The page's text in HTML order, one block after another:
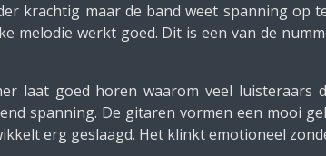
krachtig maar de band weet spanning op
melodie werkt goed. Dit is een van de
laat goed horen waarom veel luisteraars
spanning. De gitaren vormen een mooi
erg geslaagd. Het klinkt emotioneel